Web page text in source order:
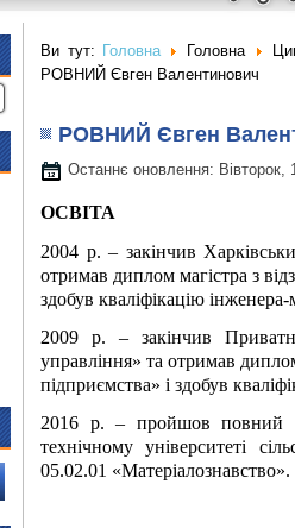
Ви тут: Головна Головна
РОВНИЙ Євген Валентинович
РОВНИЙ Євген
Останнє оновлення: Вівторок,
ОСВІТА
2004 р. – закінчив
отримав диплом магістра з
здобув кваліфікацію інженера-
2009 р. – закінчив
управління» та отримав
підприємства» і здобув
2016 р. – пройшов повний
технічному університеті
05.02.01 «Матеріалознавство».